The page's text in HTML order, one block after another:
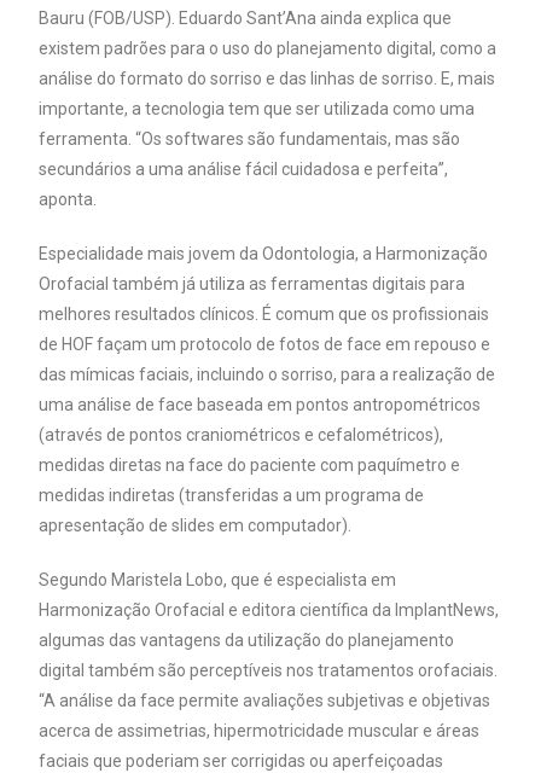
Bauru (FOB/USP). Eduardo Sant’Ana ainda explica que
existem padrões para o uso do planejamento digital, como a
análise do formato do sorriso e das linhas de sorriso. E, mais
importante, a tecnologia tem que ser utilizada como uma
ferramenta. “Os softwares são fundamentais, mas são
secundários a uma análise fácil cuidadosa e perfeita”,
aponta.
Especialidade mais jovem da Odontologia, a Harmonização
Orofacial também já utiliza as ferramentas digitais para
melhores resultados clínicos. É comum que os profissionais
de HOF façam um protocolo de fotos de face em repouso e
das mímicas faciais, incluindo o sorriso, para a realização de
uma análise de face baseada em pontos antropométricos
(através de pontos craniométricos e cefalométricos),
medidas diretas na face do paciente com paquímetro e
medidas indiretas (transferidas a um programa de
apresentação de slides em computador).
Segundo Maristela Lobo, que é especialista em
Harmonização Orofacial e editora científica da ImplantNews,
algumas das vantagens da utilização do planejamento
digital também são perceptíveis nos tratamentos orofaciais.
“A análise da face permite avaliações subjetivas e objetivas
acerca de assimetrias, hipermotricidade muscular e áreas
faciais que poderiam ser corrigidas ou aperfeiçoadas